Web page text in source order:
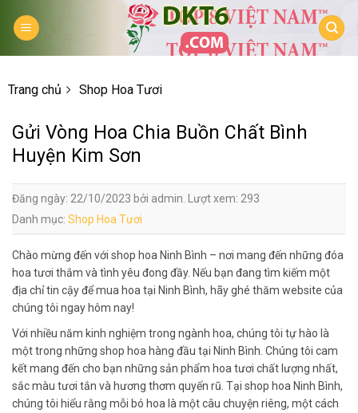
Trang chủ Shop Hoa Tươi
Gửi Vòng Hoa Chia Buồn Chất Bình
Huyện Kim Sơn
Đăng ngày: 22/10/2023 bởi admin. Lượt xem: 293
Danh mục: Shop Hoa Tươi
Chào mừng đến với shop hoa Ninh Bình – nơi mang đến những đóa
hoa tươi thắm và tình yêu đong đầy. Nếu bạn đang tìm kiếm một
địa chỉ tin cậy để mua hoa tại Ninh Bình, hãy ghé thăm website của
chúng tôi ngay hôm nay!
Với nhiều năm kinh nghiệm trong ngành hoa, chúng tôi tự hào là
một trong những shop hoa hàng đầu tại Ninh Bình. Chúng tôi cam
kết mang đến cho bạn những sản phẩm hoa tươi chất lượng nhất,
sắc màu tươi tắn và hương thơm quyến rũ. Tại shop hoa Ninh Bình,
chúng tôi hiểu rằng mỗi bó hoa là một câu chuyện riêng, một cách